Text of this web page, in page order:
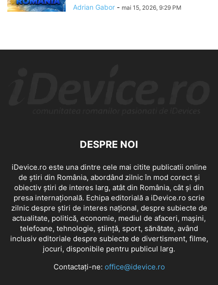
Adrian Gabor - mai 15, 2026, 9:29 PM
DESPRE NOI
iDevice.ro este una dintre cele mai citite publicatii online
de știri din România, abordând zilnic în mod corect și
obiectiv știri de interes larg, atât din România, cât și din
presa internațională. Echipa editorială a iDevice.ro scrie
zilnic despre știri de interes național, despre subiecte de
actualitate, politică, economie, mediul de afaceri, mașini,
telefoane, tehnologie, știință, sport, sănătate, având
inclusiv editoriale despre subiecte de divertisment, filme,
jocuri, disponibile pentru publicul larg.
Contactați-ne: office@idevice.ro